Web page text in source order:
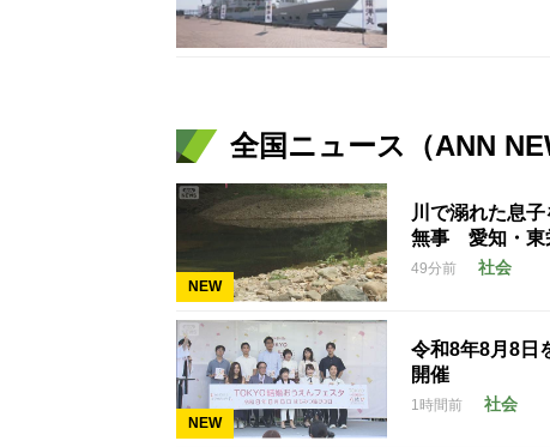
全国ニュース（ANN
NEW
川で溺れた息
無事 愛知・東
49分前 社会
NEW
令和8年8月8日
開催
1時間前 社会